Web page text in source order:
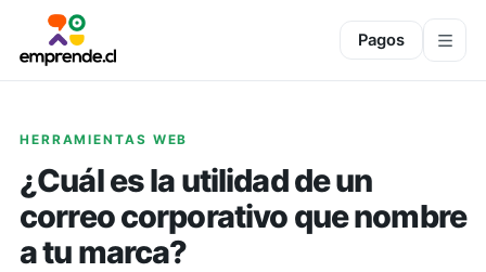
Pagos
HERRAMIENTAS WEB
¿Cuál es la utilidad de un
correo corporativo que nombre
a tu marca?